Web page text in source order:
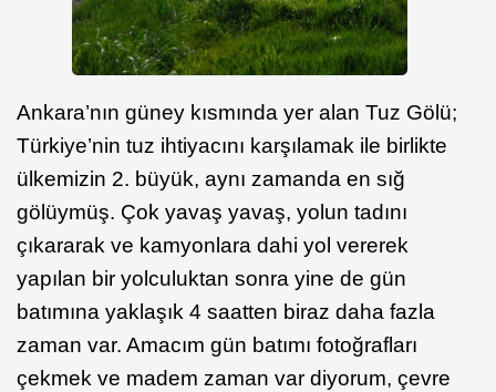
Ankara’nın güney kısmında yer alan Tuz Gölü;
Türkiye’nin tuz ihtiyacını karşılamak ile birlikte
ülkemizin 2. büyük, aynı zamanda en sığ
gölüymüş. Çok yavaş yavaş, yolun tadını
çıkararak ve kamyonlara dahi yol vererek
yapılan bir yolculuktan sonra yine de gün
batımına yaklaşık 4 saatten biraz daha fazla
zaman var. Amacım gün batımı fotoğrafları
çekmek ve madem zaman var diyorum, çevre